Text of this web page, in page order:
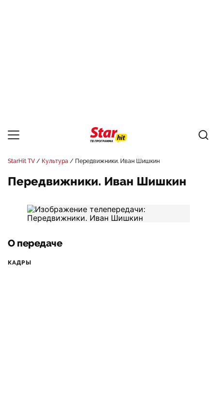
StarHit TV Культура Передвижники. Иван Шишкин
Передвижники. Иван Шишкин
О передаче
КАДРЫ